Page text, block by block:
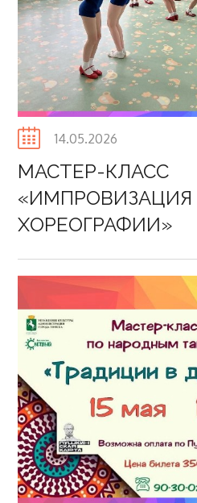
Posted
14.05.2026
МАСТЕР-КЛАСС
«ИМПРОВИЗАЦИЯ
ХОРЕОГРАФИИ»